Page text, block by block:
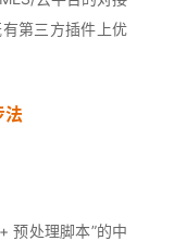
第三方插件上优
法
预处理脚本”的中